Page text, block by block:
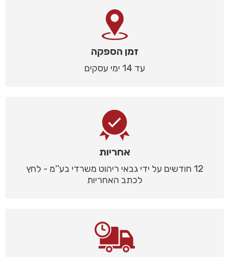
זמן הספקה
עד 14 ימי עסקים
אחריות
12 חודשים על ידי גבאי ריהוט משרדי בע''מ - לחץ
לכתב האחריות